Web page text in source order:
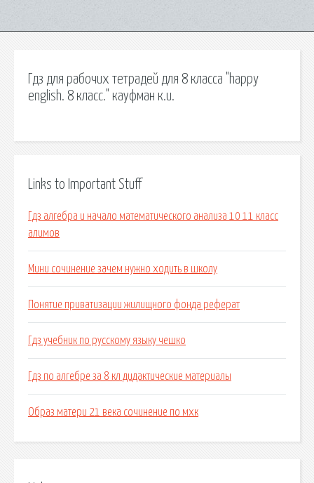
Гдз для рабочих тетрадей для 8 класса "happy
english. 8 класс." кауфман к.и.
Links to Important Stuff
Гдз алгебра и начало математического анализа 10 11 класс
алимов
Мини сочинение зачем нужно ходить в школу
Понятие приватизации жилищного фонда реферат
Гдз учебник по русскому языку чешко
Гдз по алгебре за 8 кл дидактические материалы
Образ матери 21 века сочинение по мхк